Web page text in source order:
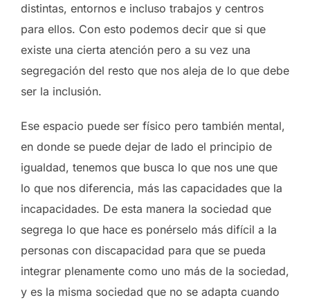
distintas, entornos e incluso trabajos y centros
para ellos. Con esto podemos decir que si que
existe una cierta atención pero a su vez una
segregación del resto que nos aleja de lo que debe
ser la inclusión.
Ese espacio puede ser físico pero también mental,
en donde se puede dejar de lado el principio de
igualdad, tenemos que busca lo que nos une que
lo que nos diferencia, más las capacidades que la
incapacidades. De esta manera la sociedad que
segrega lo que hace es ponérselo más difícil a la
personas con discapacidad para que se pueda
integrar plenamente como uno más de la sociedad,
y es la misma sociedad que no se adapta cuando